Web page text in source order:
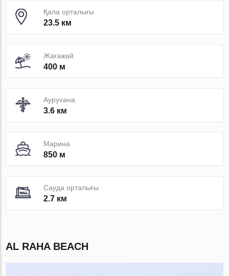
Қала орталығы
23.5 км
Жағажай
400 м
Аурухана
3.6 км
Марина
850 м
Сауда орталығы
2.7 км
AL RAHA BEACH